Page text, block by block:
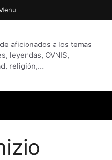
aficionados a los temas
leyendas, OVNIS,
religión,…